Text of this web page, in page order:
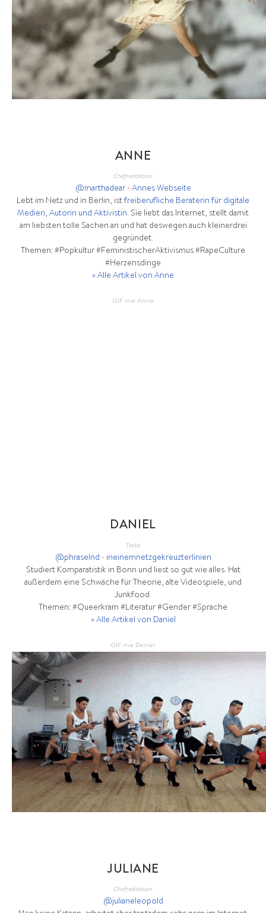
ANNE
Chefredaktion
@marthadear • Annes Webseite
Lebt im Netz und in Berlin, ist freiberufliche Beraterin für digitale
Medien, Autorin und Aktivistin. Sie liebt das Internet, stellt damit
am liebsten tolle Sachen an und hat deswegen auch kleinerdrei
gegründet.
Themen: #Popkultur #FeministischerAktivismus #RapeCulture
#Herzensdinge
» Alle Artikel von Anne
GIF me Anne
DANIEL
Texte
@phraselnd • ineinemnetzgekreuzterlinien
Studiert Komparatistik in Bonn und liest so gut wie alles. Hat
außerdem eine Schwäche für Theorie, alte Videospiele, und
Junkfood.
Themen: #Queerkram #Literatur #Gender #Sprache
» Alle Artikel von Daniel
GIF me Daniel
JULIANE
Chefredaktion
@julianeleopold